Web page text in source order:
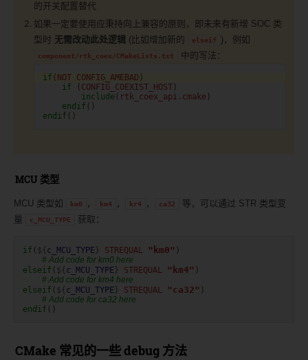
的开关配置替代
如果一定要使用应秉持向上兼容的原则，即未来有新增 SOC 类
型时 无需改动此处逻辑 (比如增加新的 elseif )，例如
component/rtk_coex/CMakeLists.txt 中的写法：
if ( NOT CONFIG_AMEBAD )
if
( CONFIG_COEXIST_HOST)
include ( rtk_coex_api.cmake )
endif ()
endif ()
MCU 类型
MCU 类型如 km0 ， km4 ， kr4 ， ca32
等，可以通过 STR 类型变
量
c_MCU_TYPE 获取：
if ${ c_MCU_TYPE } STREQUAL "km0" )
# Add code for km0 here
elseif
${ c_MCU_TYPE } STREQUAL "km4" )
# Add code for km4 here
elseif
${ c_MCU_TYPE } STREQUAL "ca32" )
# Add code for ca32 here
endif ()
CMake 常见的一些 debug 方法